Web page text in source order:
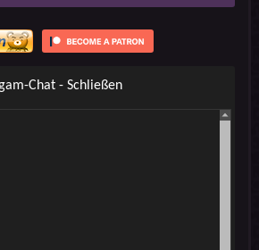
Chat - Schließen